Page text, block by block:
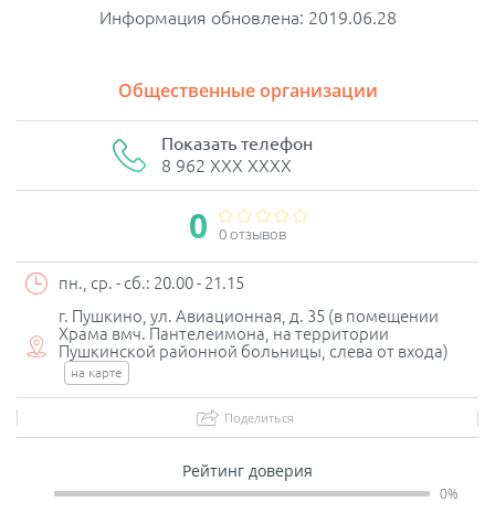
Информация обновлена: 2019.06.28
Общественные организации
Показать телефон
8 962 XXX XXXX
0 0 отзывов
пн., ср. - сб.: 20.00 - 21.15
г. Пушкино, ул. Авиационная, д. 35 (в помещении
Храма вмч. Пантелеимона, на территории
Пушкинской районной больницы, слева от входа)
на карте
Поделиться
Рейтинг доверия
0%